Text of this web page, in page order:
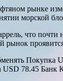
рынке
морской
что
рынок
78.45 Банк